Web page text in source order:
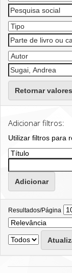
Retornar valores
Adicionar filtros:
Utilizar filtros para
Resultados/Página